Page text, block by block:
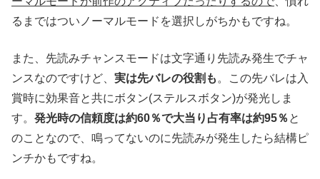
るまではついノーマルモードを選択しがちかもですね。
また、先読みチャンスモードは文字通り先読み発生でチャ
ンスなのですけど、 実は先バレの役割も 。この先バレは入
賞時に効果音と共にボタン(ステルスボタン)が発光しま
す。 発光時の信頼度は約60％で大当り占有率は約95％ と
のことなので、鳴ってないのに先読みが発生したら結構ピ
ンチかもですね。